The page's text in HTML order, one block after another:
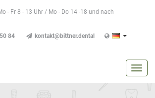
- Fr 8 - 13 Uhr / Mo - Do 14 -18 und nach
84 kontakt@bittner.dental